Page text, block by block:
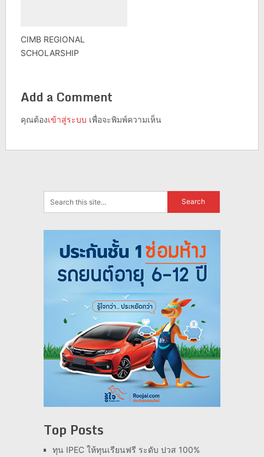
CIMB REGIONAL
SCHOLARSHIP
Add a Comment
คุณต้องเข้าสู่ระบบ เพื่อจะพิมพ์ความเห็น
Top Posts
ทุน IPEC ให้ทุนเรียนฟรี ระดับ ปวส 100%